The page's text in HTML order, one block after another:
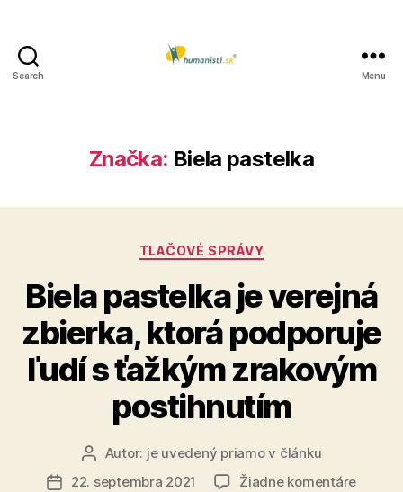
Search Menu
Značka: Biela pastelka
Kategórie
TLAČOVÉ SPRÁVY
Biela pastelka je verejná
zbierka, ktorá podporuje
ľudí s ťažkým zrakovým
postihnutím
AutorAutor: je uvedený priamo v článku
Dátum
22. septembra 2021 Žiadne komentárena